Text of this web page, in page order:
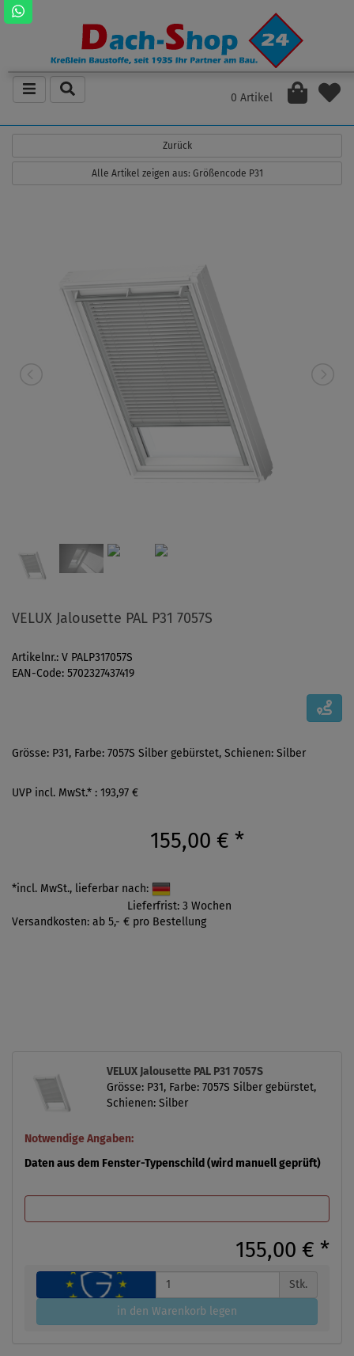
0 Artikel
Zurück
Alle Artikel zeigen aus: Größencode P31
VELUX Jalousette PAL P31 7057S
Artikelnr.: V PALP317057S
EAN-Code: 5702327437419
Grösse: P31, Farbe: 7057S Silber gebürstet, Schienen: Silber
UVP incl. MwSt.* : 193,97 €
155,00 € *
*incl. MwSt., lieferbar nach:
Lieferfrist: 3 Wochen
Versandkosten: ab 5,- € pro Bestellung
VELUX Jalousette PAL P31 7057S
Grösse: P31, Farbe: 7057S Silber gebürstet,
Schienen: Silber
Notwendige Angaben:
Daten aus dem Fenster-Typenschild (wird manuell geprüft)
155,00 € *
Stk.
in den Warenkorb legen